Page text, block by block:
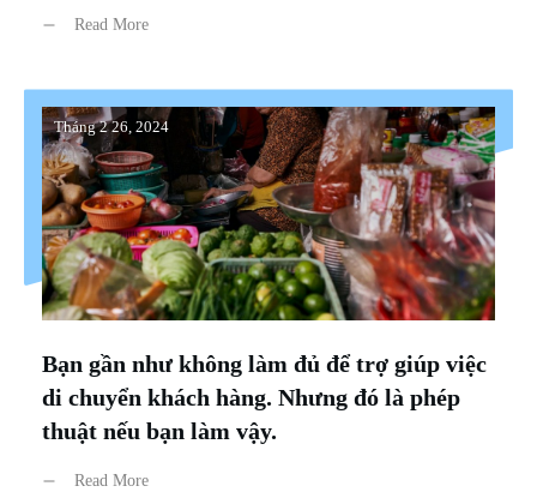
Read More
Tháng 2 26, 2024
Bạn gần như không làm đủ để trợ giúp việc
di chuyển khách hàng. Nhưng đó là phép
thuật nếu bạn làm vậy.
Read More